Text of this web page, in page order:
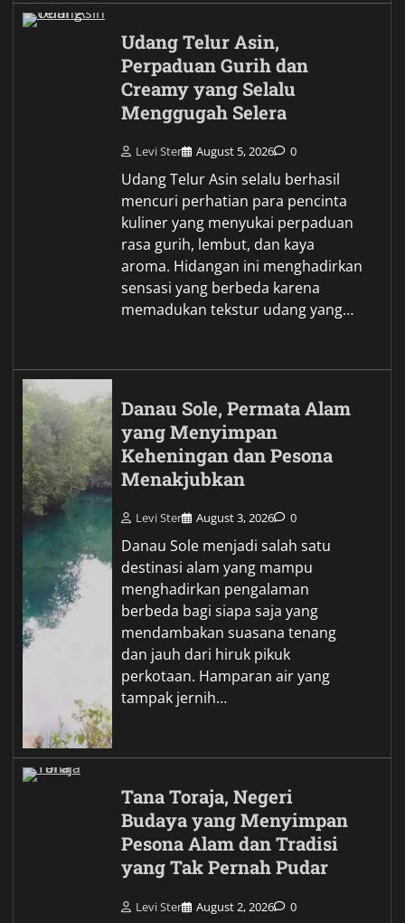
Udang Telur Asin,
Perpaduan Gurih dan
Creamy yang Selalu
Menggugah Selera
Levi Ster August 5, 2026 0
Udang Telur Asin selalu berhasil
mencuri perhatian para pencinta
kuliner yang menyukai perpaduan
rasa gurih, lembut, dan kaya
aroma. Hidangan ini menghadirkan
sensasi yang berbeda karena
memadukan tekstur udang yang…
Danau Sole, Permata Alam
yang Menyimpan
Keheningan dan Pesona
Menakjubkan
Levi Ster August 3, 2026 0
Danau Sole menjadi salah satu
destinasi alam yang mampu
menghadirkan pengalaman
berbeda bagi siapa saja yang
mendambakan suasana tenang
dan jauh dari hiruk pikuk
perkotaan. Hamparan air yang
tampak jernih…
Tana Toraja, Negeri
Budaya yang Menyimpan
Pesona Alam dan Tradisi
yang Tak Pernah Pudar
Levi Ster August 2, 2026 0